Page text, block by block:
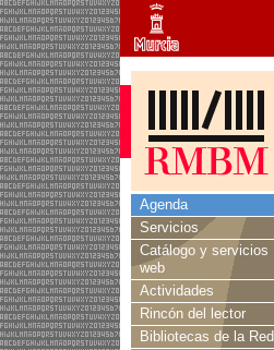
Agenda
Servicios
Catálogo y servicios
web
Actividades
Rincón del lector
Bibliotecas de la Red